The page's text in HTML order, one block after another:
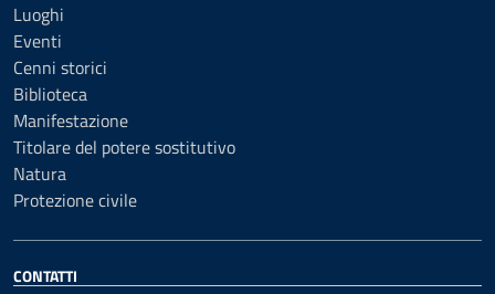
Luoghi
Eventi
Cenni storici
Biblioteca
Manifestazione
Titolare del potere sostitutivo
Natura
Protezione civile
CONTATTI